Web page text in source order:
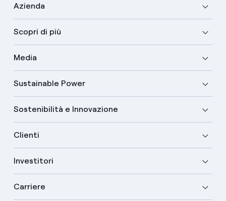
Azienda
Scopri di più
Media
Sustainable Power
Sostenibilità e Innovazione
Clienti
Investitori
Carriere